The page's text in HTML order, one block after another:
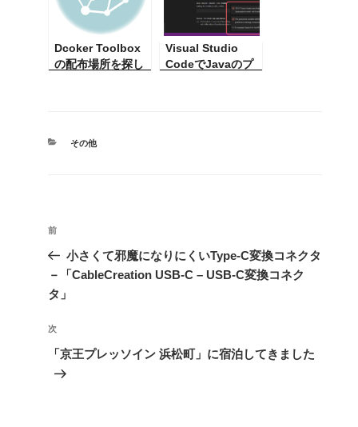
Dcoker Toolbox
の配布場所を探し
Visual Studio
CodeでJavaのプ
カ
その他
投
ビ
ー
シ
ョ
前
の
稿
前
小さくて邪魔になりにくいType-C変換コネクタ
－「CableCreation USB-C – USB-C変換コネク
タ」
次
の
次
「京王プレッソイン 浜松町」に宿泊してきました